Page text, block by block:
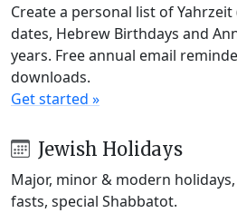
Create a personal list of
dates, Hebrew Birthdays and
years. Free annual email
downloads.
Get started »
Jewish Holidays
Major, minor & modern
fasts, special Shabbatot.